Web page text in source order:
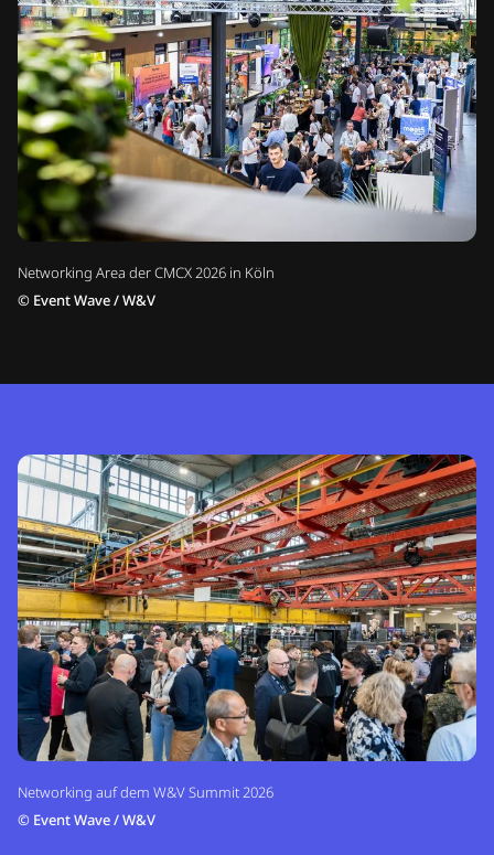
Networking Area der CMCX 2026 in Köln
© Event Wave / W&V
Networking auf dem W&V Summit 2026
© Event Wave / W&V